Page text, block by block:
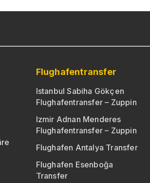
Flughafentransfer
Istanbul Sabiha Gökçen
Flughafentransfer – Zuppin
Izmir Adnan Menderes
Flughafentransfer – Zuppin
Flughafen Antalya Transfer
Flughafen Esenboğa
Transfer